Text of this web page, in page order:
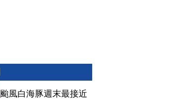
颱風白海豚週末最接近